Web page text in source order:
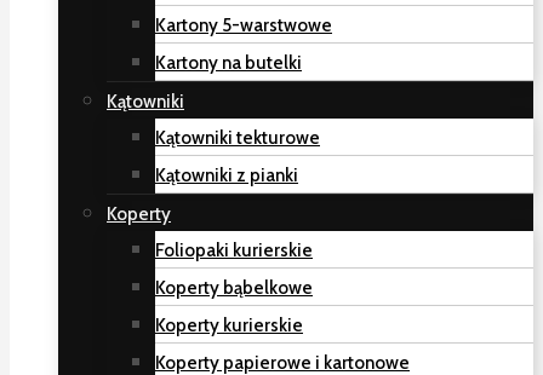
Kartony 5-warstwowe
Kartony na butelki
Kątowniki
Kątowniki tekturowe
Kątowniki z pianki
Koperty
Foliopaki kurierskie
Koperty bąbelkowe
Koperty kurierskie
Koperty papierowe i kartonowe